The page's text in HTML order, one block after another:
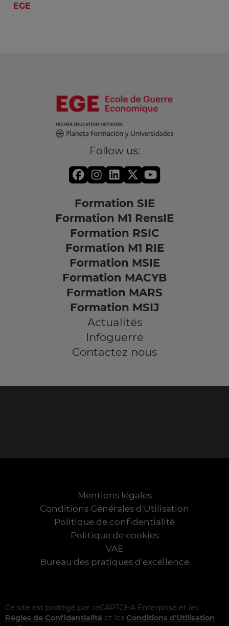
EGE
Follow us:
Formation SIE
Formation M1 RensIE
Formation RSIC
Formation M1 RIE
Formation MSIE
Formation MACYB
Formation MARS
Formation MSIJ
Actualités
Infoguerre
Contactez nous
Mentions légales
Conditions Générales d'Utilisation
Politique de confidentialité
Politique de cookies
VAE
Bureau des pratiques d'excellence
Ce site est protégé par reCAPTCHA Enterprise et les
Règles de Confidentialité et les Conditions d'Utilisation